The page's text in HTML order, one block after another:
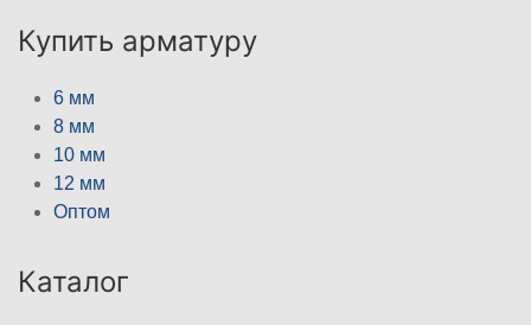
Купить арматуру
6 мм
8 мм
10 мм
12 мм
Оптом
Каталог